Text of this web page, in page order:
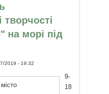
творчості
на морі під
2019 - 19:32
9-
18